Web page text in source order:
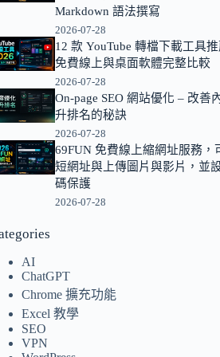
Markdown 語法撰寫
2026-07-28
12 款 YouTube 轉檔下載工具推
免費線上與桌面軟體完整比較
2026-07-28
On-page SEO 網站優化 – 改善
升排名的秘訣
2026-07-28
69FUN 免費線上縮網址服務，
短網址與上傳圖片與影片，並
碼保護
2026-07-28
AI
ChatGPT
Chrome 擴充功能
Excel 教學
SEO
VPN